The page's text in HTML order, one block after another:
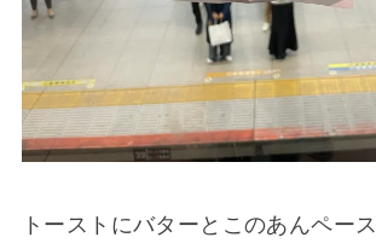
トーストにバターとこのあんペー